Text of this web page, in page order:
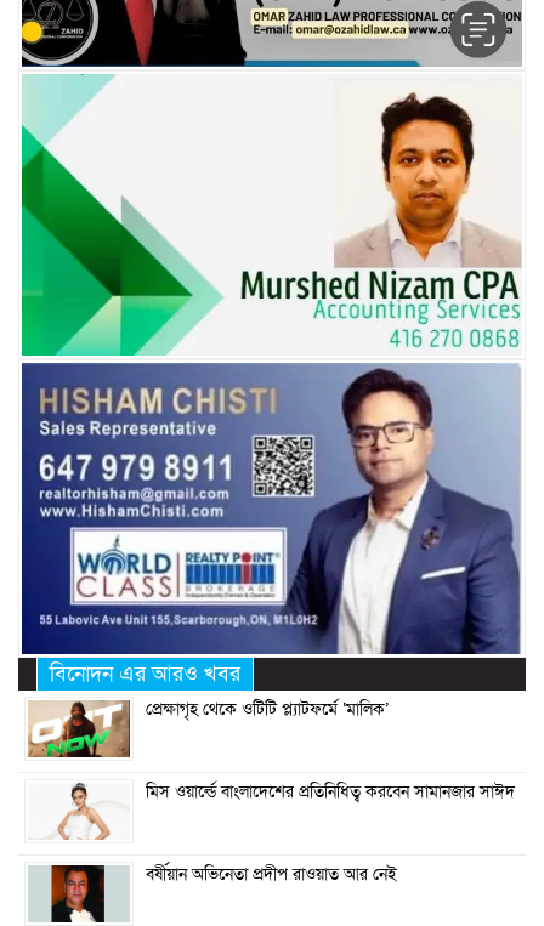
বিনোদন এর আরও খবর
প্রেক্ষাগৃহ থেকে ওটিটি প্ল্যাটফর্মে ‘মালিক’
মিস ওয়ার্ল্ডে বাংলাদেশের প্রতিনিধিত্ব করবেন সামানজার সাঈদ
বর্ষীয়ান অভিনেতা প্রদীপ রাওয়াত আর নেই